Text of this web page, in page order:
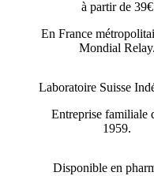
à partir de 39€
En France
Mondial Relay.
Laboratoire Suisse
Entreprise familiale
1959.
Disponible en